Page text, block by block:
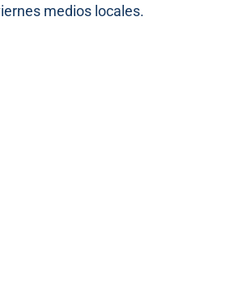
medios locales.